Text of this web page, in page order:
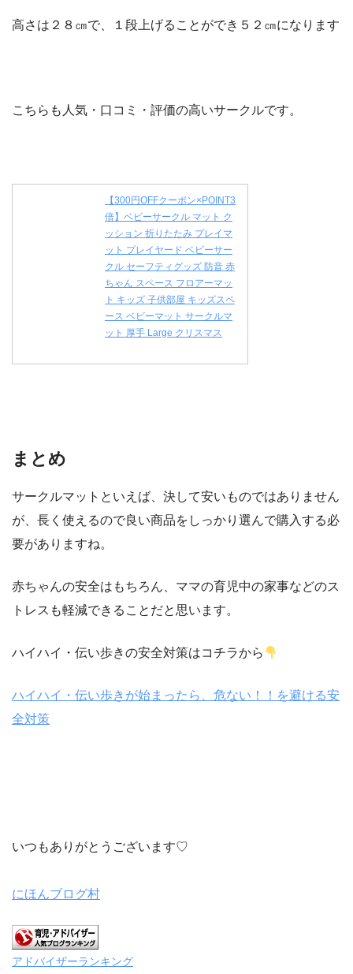
高さは２８㎝で、１段上げることができ５２㎝になります
こちらも人気・口コミ・評価の高いサークルです。
【300円OFFクーポン×POINT3
倍】ベビーサークル マット ク
ッション 折りたたみ プレイマ
ット プレイヤード ベビーサー
クル セーフティグッズ 防音 赤
ちゃん スペース フロアーマッ
ト キッズ 子供部屋 キッズスペ
ース ベビーマット サークルマ
ット 厚手 Large クリスマス
まとめ
サークルマットといえば、決して安いものではありません
が、長く使えるので良い商品をしっかり選んで購入する必
要がありますね。
赤ちゃんの安全はもちろん、ママの育児中の家事などのス
トレスも軽減できることだと思います。
ハイハイ・伝い歩きの安全対策はコチラから
ハイハイ・伝い歩きが始まったら、危ない！！を避ける安
全対策
いつもありがとうございます♡
にほんブログ村
アドバイザーランキング